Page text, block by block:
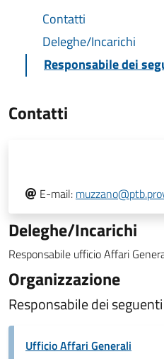
Contatti
Deleghe/Incarichi
Responsabile dei
Contatti
E-mail:
Deleghe/Incarichi
Responsabile ufficio Affari
Organizzazione
Responsabile dei
Ufficio Affari Generali